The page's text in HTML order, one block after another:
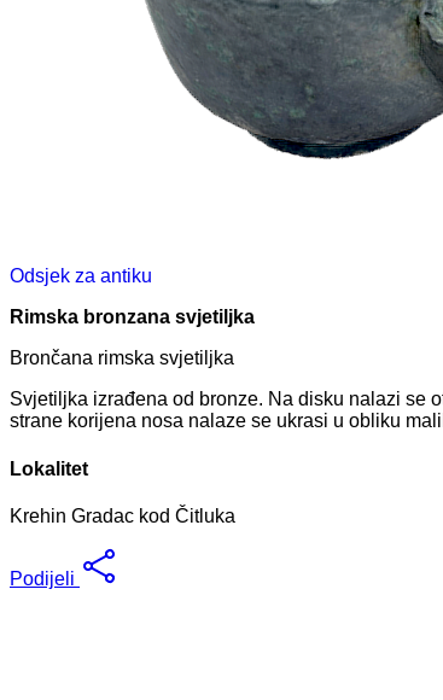
Odsjek za antiku
Rimska bronzana svjetiljka
Brončana rimska svjetiljka
Svjetiljka izrađena od bronze. Na disku nalazi se
strane korijena nosa nalaze se ukrasi u obliku
Lokalitet
Krehin Gradac kod Čitluka
Podijeli